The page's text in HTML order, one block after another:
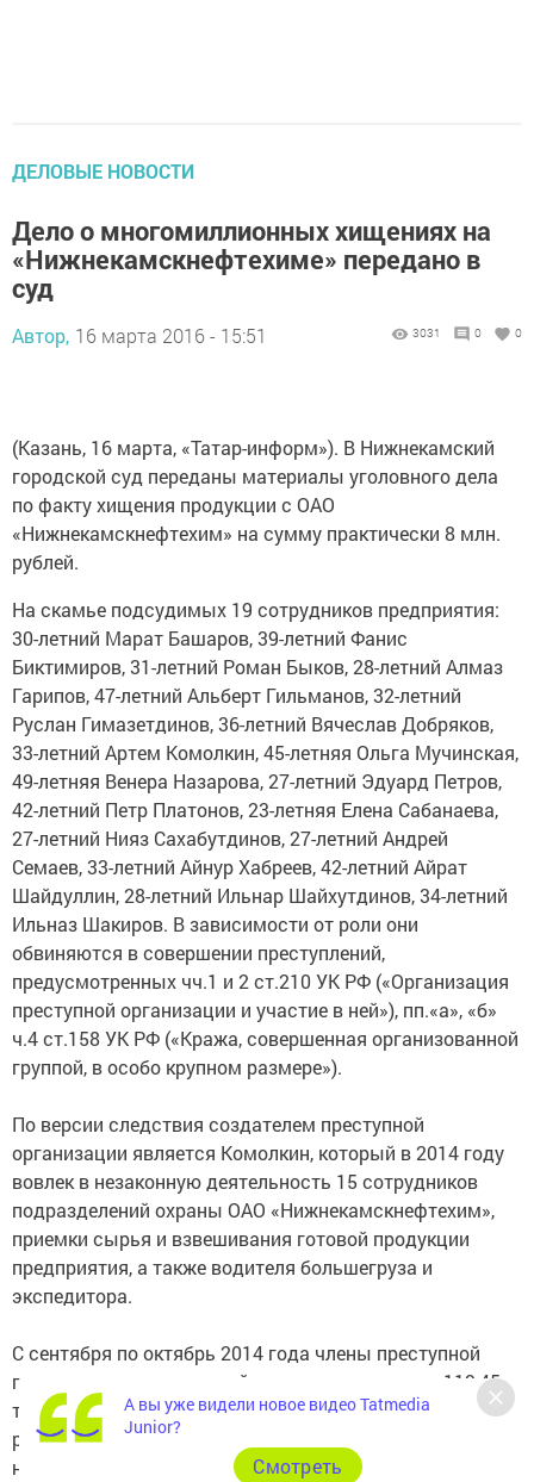
ДЕЛОВЫЕ НОВОСТИ
Дело о многомиллионных хищениях на
«Нижнекамскнефтехиме» передано в
суд
Автор, 16 марта 2016 - 15:51 3031 0 0
(Казань, 16 марта, «Татар-информ»). В Нижнекамский
городской суд переданы материалы уголовного дела
по факту хищения продукции с ОАО
«Нижнекамскнефтехим» на сумму практически 8 млн.
рублей.
На скамье подсудимых 19 сотрудников предприятия:
30-летний Марат Башаров, 39-летний Фанис
Биктимиров, 31-летний Роман Быков, 28-летний Алмаз
Гарипов, 47-летний Альберт Гильманов, 32-летний
Руслан Гимазетдинов, 36-летний Вячеслав Добряков,
33-летний Артем Комолкин, 45-летняя Ольга Мучинская,
49-летняя Венера Назарова, 27-летний Эдуард Петров,
42-летний Петр Платонов, 23-летняя Елена Сабанаева,
27-летний Нияз Сахабутдинов, 27-летний Андрей
Семаев, 33-летний Айнур Хабреев, 42-летний Айрат
Шайдуллин, 28-летний Ильнар Шайхутдинов, 34-летний
Ильназ Шакиров. В зависимости от роли они
обвиняются в совершении преступлений,
предусмотренных чч.1 и 2 ст.210 УК РФ («Организация
преступной организации и участие в ней»), пп.«а», «б»
ч.4 ст.158 УК РФ («Кража, совершенная организованной
группой, в особо крупном размере»).
По версии следствия создателем преступной
организации является Комолкин, который в 2014 году
вовлек в незаконную деятельность 15 сотрудников
подразделений охраны ОАО «Нижнекамскнефтехим»,
приемки сырья и взвешивания готовой продукции
предприятия, а также водителя большегруза и
экспедитора.
С сентября по октябрь 2014 года члены преступной
группы со склада готовой продукции похитили 119,45
тонн полистирола на общую сумму свыше 7,9 млн.
рублей. При этом, желая скрыть образовавшиеся
недостачи, они обеспечивали выпуск неучтенной
А вы уже видели новое видео Tatmedia
Junior?
Cмотреть